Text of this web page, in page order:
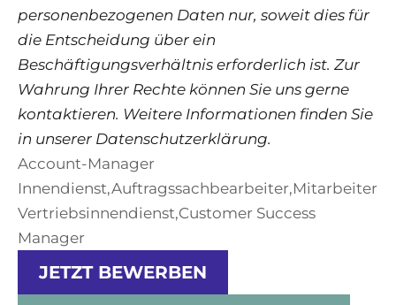
personenbezogenen Daten nur, soweit dies für
die Entscheidung über ein
Beschäftigungsverhältnis erforderlich ist. Zur
Wahrung Ihrer Rechte können Sie uns gerne
kontaktieren. Weitere Informationen finden Sie
in unserer Datenschutzerklärung.
Account-Manager
Innendienst,Auftragssachbearbeiter,Mitarbeiter
Vertriebsinnendienst,Customer Success
Manager
JETZT BEWERBEN